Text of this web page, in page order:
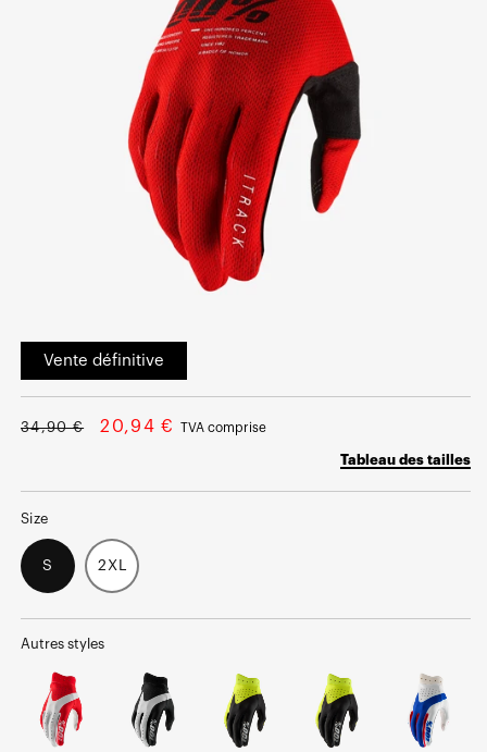
le
média
1
dans
fenêtre
Vente définitive
Prix
34,90 €
Prix
20,94 € TVA comprise
Tableau des tailles
Size
S 2XL
Autres styles